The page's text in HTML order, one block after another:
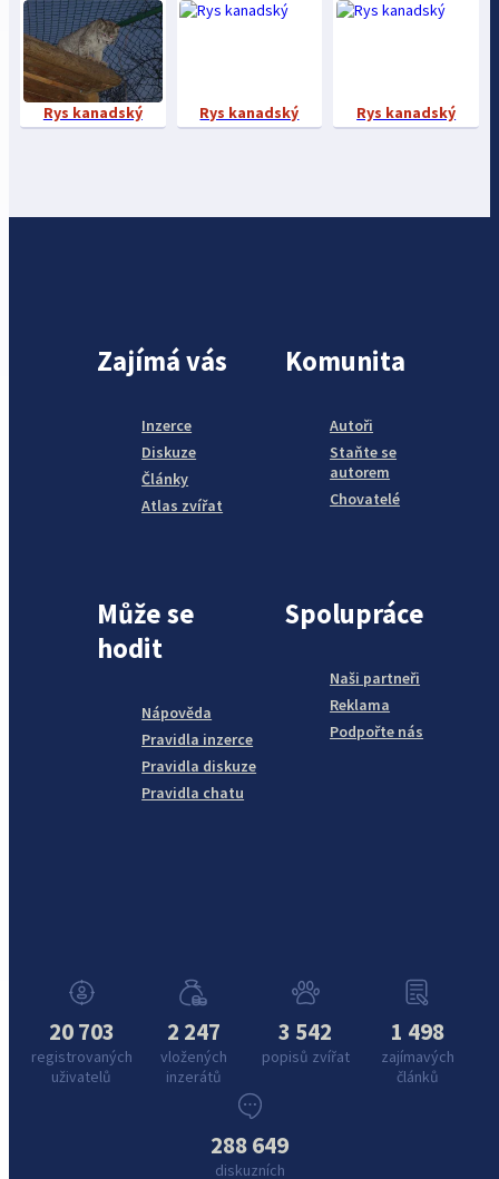
Rys kanadský Rys kanadský Rys kanadský
Zajímá vás
Inzerce
Diskuze
Články
Atlas zvířat
Komunita
Autoři
Staňte se
autorem
Chovatelé
Může se
hodit
Nápověda
Pravidla inzerce
Pravidla diskuze
Pravidla chatu
Spolupráce
Naši partneři
Reklama
Podpořte nás
20 703
registrovaných
uživatelů
2 247
vložených
inzerátů
3 542
popisů zvířat
1 498
zajímavých
článků
288 649
diskuzních